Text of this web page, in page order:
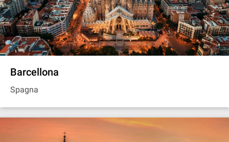
Barcellona
Spagna